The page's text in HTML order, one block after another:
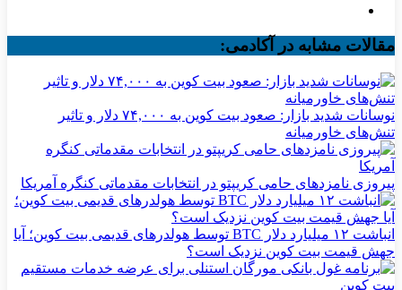
مقالات مشابه در آکادمی:
نوسانات شدید بازار: صعود بیت کوین به ۷۴,۰۰۰ دلار و تاثیر
تنش‌های خاورمیانه
پیروزی نامزدهای حامی کریپتو در انتخابات مقدماتی کنگره آمریکا
انباشت ۱۲ میلیارد دلار BTC توسط هولدرهای قدیمی بیت کوین؛ آیا
جهش قیمت بیت کوین نزدیک است؟